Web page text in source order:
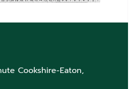
Cookshire-Eaton,